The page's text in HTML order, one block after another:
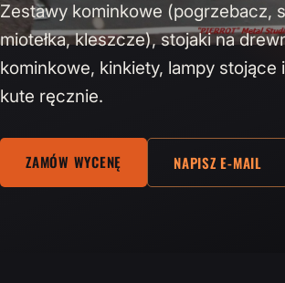
Zestawy kominkowe (pogrzebacz,
miotełka, kleszcze), stojaki na
kominkowe, kinkiety, lampy
kute ręcznie.
ZAMÓW WYCENĘ NAPISZ E-MAIL